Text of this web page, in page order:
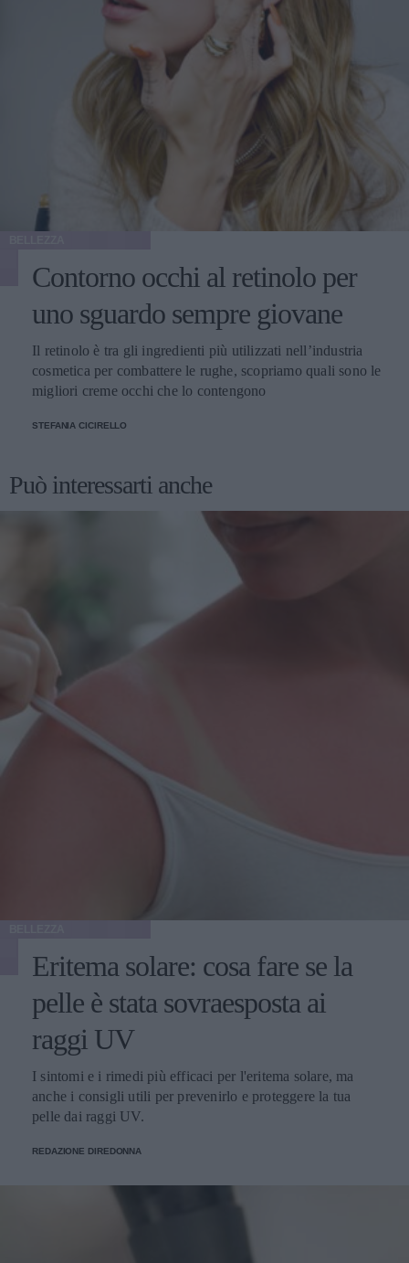
Contorno occhi al retinolo per
uno sguardo sempre giovane
Il retinolo è tra gli ingredienti più utilizzati nell’industria
cosmetica per combattere le rughe, scopriamo quali sono le
migliori creme occhi che lo contengono
STEFANIA CICIRELLO
Può interessarti anche
Eritema solare: cosa fare se la
pelle è stata sovraesposta ai
raggi UV
I sintomi e i rimedi più efficaci per l'eritema solare, ma
anche i consigli utili per prevenirlo e proteggere la tua
pelle dai raggi UV.
REDAZIONE DIREDONNA